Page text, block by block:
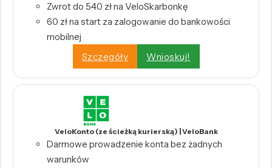
Zwrot do 540 zł na VeloSkarbonkę
60 zł na start za zalogowanie do bankowości
mobilnej
Szczegóły
Wnioskuj!
VeloKonto (ze ścieżką kurierską) | VeloBank
Darmowe prowadzenie konta bez żadnych
warunków